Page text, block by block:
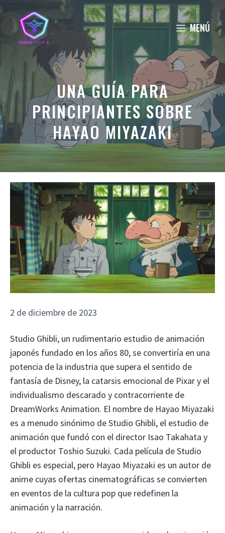
Saltar
contenido
MENÚ
UNA GUÍA PARA
PRINCIPIANTES SOBRE
HAYAO MIYAZAKI
2 de diciembre de 2023
Studio Ghibli, un rudimentario estudio de animación
japonés fundado en los años 80, se convertiría en una
potencia de la industria que supera el sentido de
fantasía de Disney, la catarsis emocional de Pixar y el
individualismo descarado y contracorriente de
DreamWorks Animation. El nombre de Hayao Miyazaki
es a menudo sinónimo de Studio Ghibli, el estudio de
animación que fundó con el director Isao Takahata y
el productor Toshio Suzuki. Cada película de Studio
Ghibli es especial, pero Hayao Miyazaki es un autor de
anime cuyas ofertas cinematográficas se convierten
en eventos de la cultura pop que redefinen la
animación y la narración.